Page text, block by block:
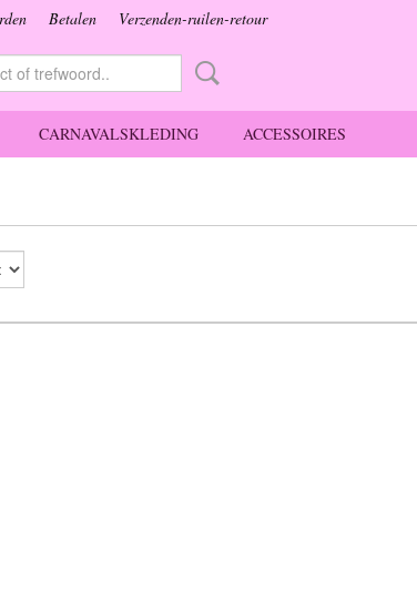
Betalen Verzenden-ruilen-retour
CARNAVALSKLEDING ACCESSOIRES